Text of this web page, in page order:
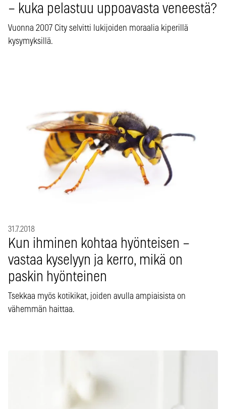
– kuka pelastuu uppoavasta veneestä?
Vuonna 2007 City selvitti lukijoiden moraalia kiperillä
kysymyksillä.
31.7.2018
Kun ihminen kohtaa hyönteisen –
vastaa kyselyyn ja kerro, mikä on
paskin hyönteinen
Tsekkaa myös kotikikat, joiden avulla ampiaisista on
vähemmän haittaa.